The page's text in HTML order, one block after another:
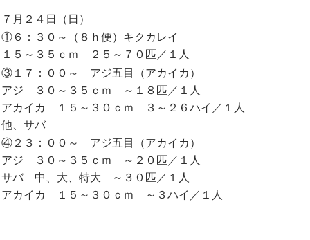
７月２４日（日）
①６：３０～（８ｈ便）キクカレイ
１５～３５ｃｍ ２５～７０匹／１人
③１７：００～ アジ五目（アカイカ）
アジ ３０～３５ｃｍ ～１８匹／１人
アカイカ １５～３０ｃｍ ３～２６ハイ／１人
他、サバ
④２３：００～ アジ五目（アカイカ）
アジ ３０～３５ｃｍ ～２０匹／１人
サバ 中、大、特大 ～３０匹／１人
アカイカ １５～３０ｃｍ ～３ハイ／１人